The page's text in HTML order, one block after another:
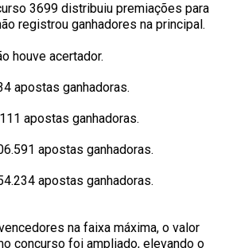
3699 distribuiu premiações para
registrou ganhadores na principal.
houve acertador.
apostas ganhadoras.
apostas ganhadoras.
apostas ganhadoras.
apostas ganhadoras.
na faixa máxima, o valor
concurso foi ampliado, elevando o